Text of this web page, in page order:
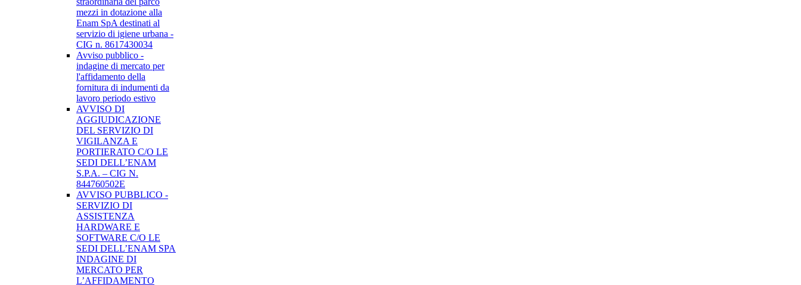
mezzi in dotazione alla
Enam SpA destinati al
servizio di igiene urbana -
CIG n. 8617430034
Avviso pubblico -
indagine di mercato per
l'affidamento della
fornitura di indumenti da
lavoro periodo estivo
AVVISO DI
AGGIUDICAZIONE
DEL SERVIZIO DI
VIGILANZA E
PORTIERATO C/O LE
SEDI DELL’ENAM
S.P.A. – CIG N.
844760502E
AVVISO PUBBLICO -
SERVIZIO DI
ASSISTENZA
HARDWARE E
SOFTWARE C/O LE
SEDI DELL’ENAM SPA
INDAGINE DI
MERCATO PER
L’AFFIDAMENTO